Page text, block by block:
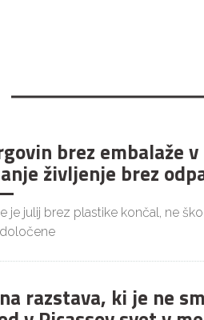
brez embalaže
življenje brez
je julij brez plastike končal, ne
razstava, ki je ne